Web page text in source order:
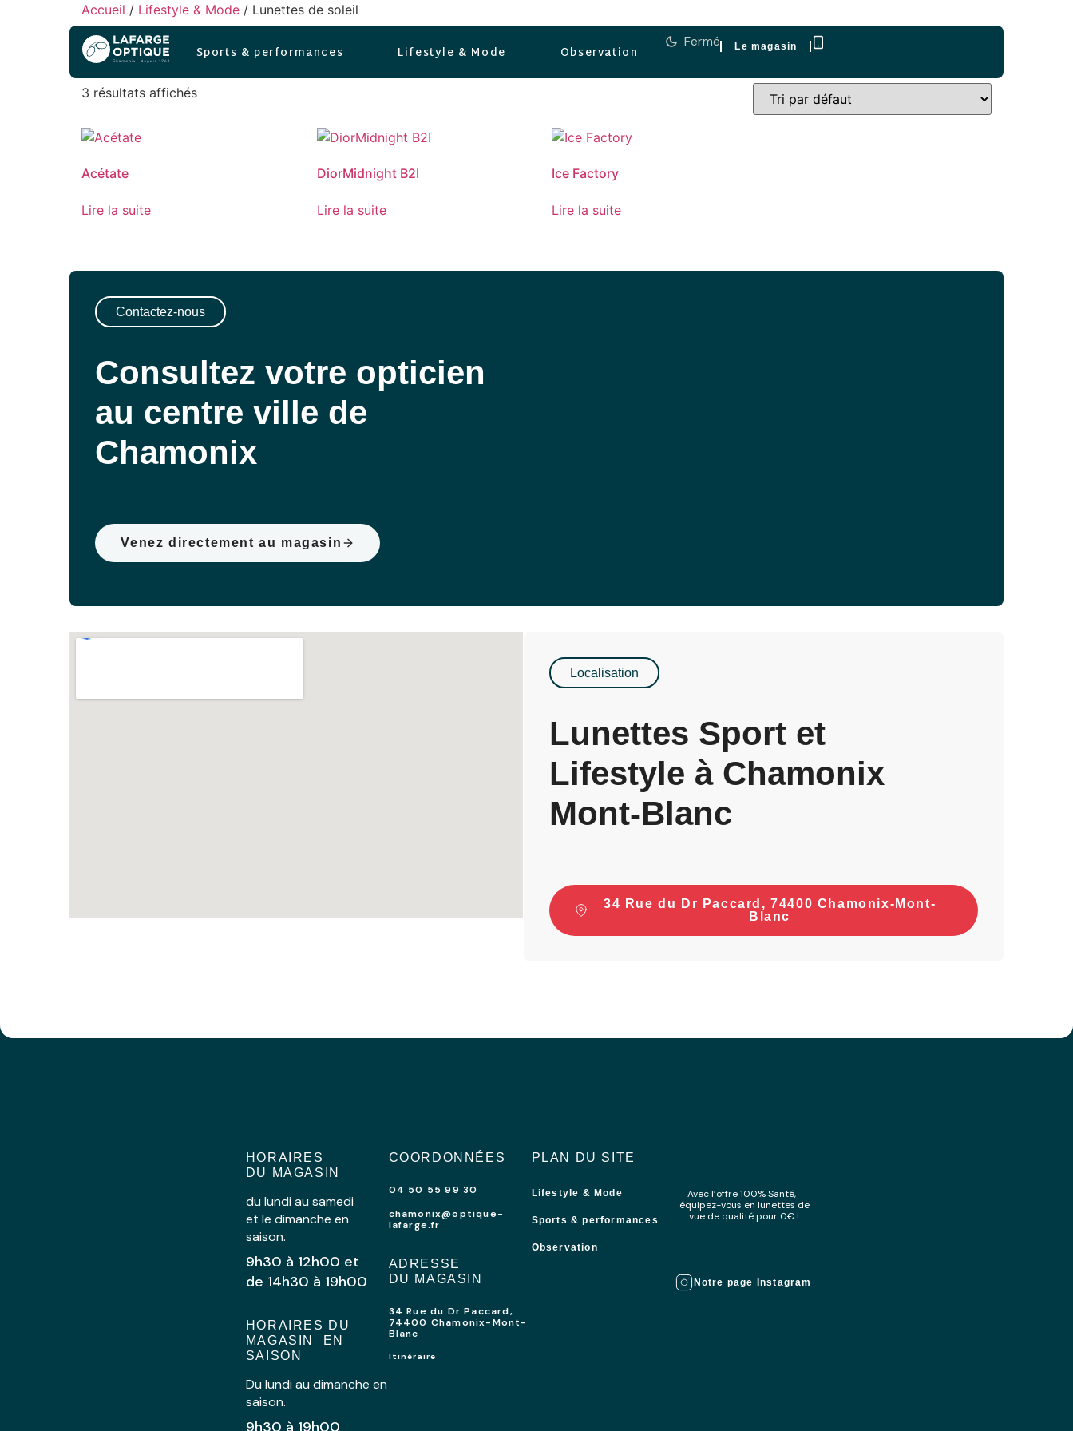
Sports & performances Lifestyle & Mode Observation
Fermé Le magasin
Accueil / Lifestyle & Mode / Lunettes de soleil
Lunettes de soleil
3 résultats affichés
Acétate
Lire la suite
DiorMidnight B2I
Lire la suite
Ice Factory
Lire la suite
Contactez-nous
Consultez votre opticien
au centre ville de
Chamonix
Venez directement au magasin
Localisation
Lunettes Sport et
Lifestyle à Chamonix
Mont-Blanc
34 Rue du Dr Paccard, 74400 Chamonix-Mont-
Blanc
HORAIRES
DU MAGASIN
du lundi au samedi
et le dimanche en
saison.
9h30 à 12h00 et
de 14h30 à 19h00
HORAIRES DU
MAGASIN EN
SAISON
Du lundi au dimanche en
saison.
9h30 à 19h00
COORDONNÉES
04 50 55 99 30
chamonix@optique-
lafarge.fr
ADRESSE
DU MAGASIN
34 Rue du Dr Paccard,
74400 Chamonix-Mont-
Blanc
Itinéraire
PLAN DU SITE
Lifestyle & Mode
Sports & performances
Observation
Avec l’offre 100% Santé,
équipez-vous en lunettes de
vue de qualité pour 0€ !
Notre page Instagram